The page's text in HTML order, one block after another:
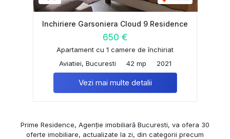
Inchiriere Garsoniera Cloud 9 Residence
650 €
Apartament cu 1 camere de închiriat
Aviatiei, Bucuresti
42 mp 2021
Vezi mai multe detalii
Prime Residence, Agenție imobiliară Bucuresti, va ofera 30
oferte imobiliare, actualizate la zi, din categorii precum